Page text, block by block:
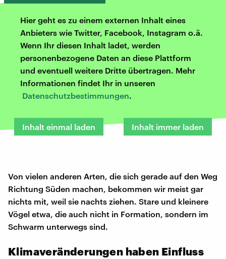
Hier geht es zu einem externen Inhalt eines
Anbieters wie Twitter, Facebook, Instagram o.ä.
Wenn Ihr diesen Inhalt ladet, werden
personenbezogene Daten an diese Plattform
und eventuell weitere Dritte übertragen. Mehr
Informationen findet Ihr in unseren
Datenschutzbestimmungen.
Inhalt einmal laden Inhalt immer laden
Von vielen anderen Arten, die sich gerade auf den Weg
Richtung Süden machen, bekommen wir meist gar
nichts mit, weil sie nachts ziehen. Stare und kleinere
Vögel etwa, die auch nicht in Formation, sondern im
Schwarm unterwegs sind.
Klimaveränderungen haben Einfluss